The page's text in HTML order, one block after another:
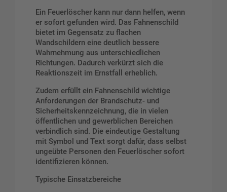
Ein Feuerlöscher kann nur dann helfen, wenn
er sofort gefunden wird. Das Fahnenschild
bietet im Gegensatz zu flachen
Wandschildern eine deutlich bessere
Wahrnehmung aus unterschiedlichen
Richtungen. Dadurch verkürzt sich die
Reaktionszeit im Ernstfall erheblich.
Zudem erfüllt ein Fahnenschild wichtige
Anforderungen der Brandschutz- und
Sicherheitskennzeichnung, die in vielen
öffentlichen und gewerblichen Bereichen
verbindlich sind. Die eindeutige Gestaltung
mit Symbol und Text sorgt dafür, dass selbst
ungeübte Personen den Feuerlöscher sofort
identifizieren können.
Typische Einsatzbereiche